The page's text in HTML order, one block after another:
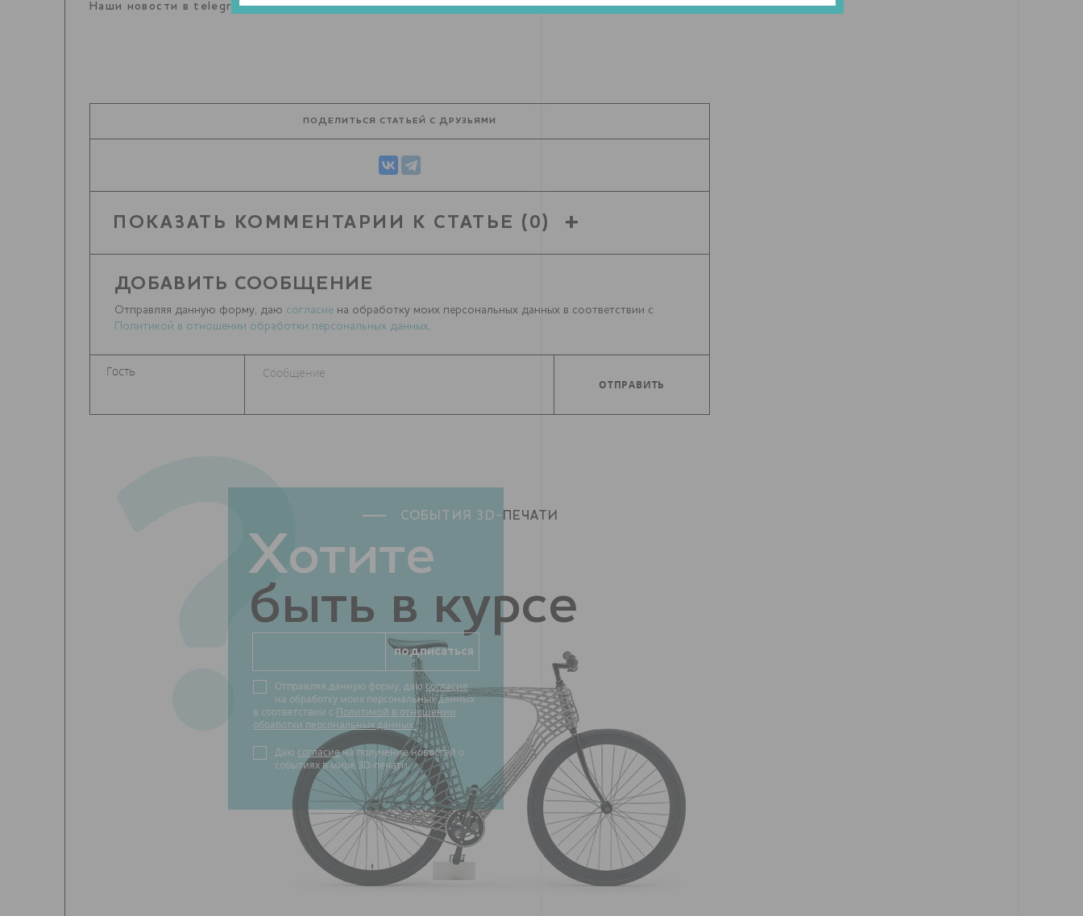
Наши новости в telegram канале:t.me/Techart_CaseStudy
ПОДЕЛИТЬСЯ СТАТЬЕЙ С ДРУЗЬЯМИ
ПОКАЗАТЬ КОММЕНТАРИИ К СТАТЬЕ (0)
ДОБАВИТЬ СООБЩЕНИЕ
Отправляя данную форму, даю согласие на обработку моих персональных данных в соответствии с
Политикой в отношении обработки персональных данных.
?
Хотите
быть в курсе
СОБЫТИЯ 3D- ПЕЧАТИ
Отправляя данную форму, даюсогласие
на обработку моих персональных данных
в соответствии с Политикой в отношении
обработки персональных данных.
Даю согласиена получение новостей о
событиях в мире 3D-печати.